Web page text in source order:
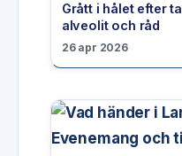
Grått i hålet efter
alveolit och råd
26 apr 2026